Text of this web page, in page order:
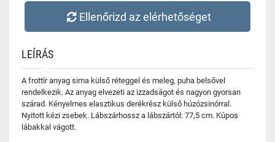
Ellenőrizd az elérhetőséget
LEÍRÁS
A frottír anyag sima külső réteggel és meleg, puha belsővel
rendelkezik. Az anyag elvezeti az izzadságot és nagyon gyorsan
szárad. Kényelmes elasztikus derékrész külső húzózsinórral.
Nyitott kézi zsebek. Lábszárhossz a lábszártól: 77,5 cm. Kúpos
lábakkal vágott.